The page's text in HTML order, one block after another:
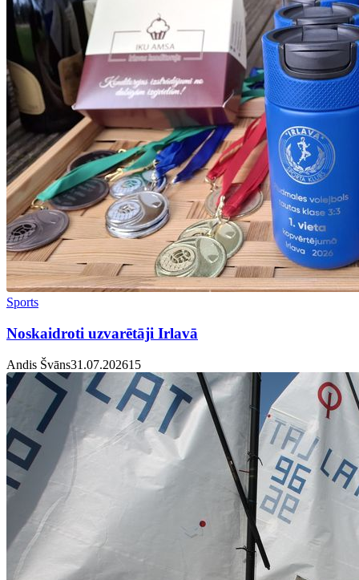
Sports
Noskaidroti uzvarētāji Irlavā
Andis Švāns31.07.20261 5